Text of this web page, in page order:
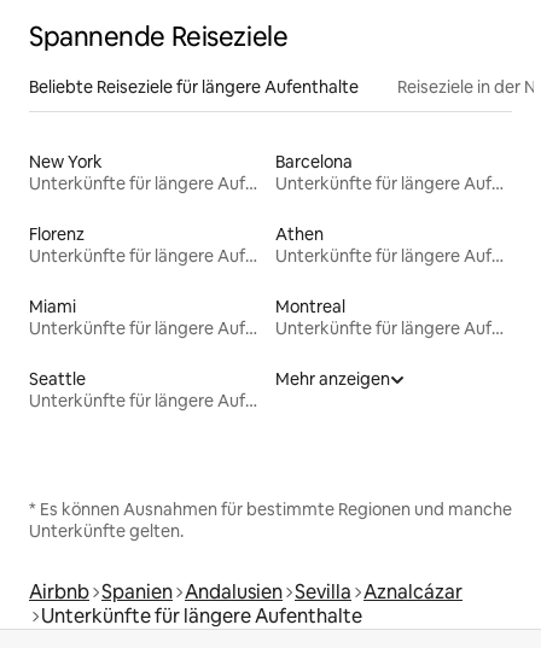
Spannende Reiseziele
Beliebte Reiseziele für längere Aufenthalte Reiseziele in der
New York
Unterkünfte für längere Aufenthalte
Barcelona
Unterkünfte für längere Aufenthalte
Florenz
Unterkünfte für längere Aufenthalte
Athen
Unterkünfte für längere Aufenthalte
Miami
Unterkünfte für längere Aufenthalte
Montreal
Unterkünfte für längere Aufenthalte
Seattle
Unterkünfte für längere Aufenthalte
Mehr anzeigen
* Es können Ausnahmen für bestimmte Regionen und manche
Unterkünfte gelten.
Airbnb Spanien Andalusien Sevilla Aznalcázar
Unterkünfte für längere Aufenthalte